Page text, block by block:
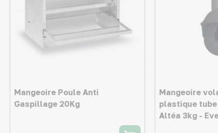
Mangeoire Poule Anti
Gaspillage 20Kg
Mangeoire
plastique
Altéa 3kg -